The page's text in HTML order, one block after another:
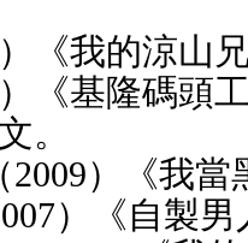
《我的涼山
《基隆碼頭
。
2009）《我
）《自製